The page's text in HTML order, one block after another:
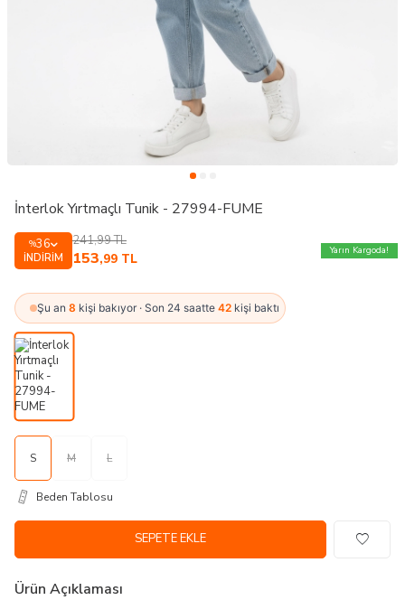
İnterlok Yırtmaçlı Tunik - 27994-FUME
%36
İNDIRIM
241,99TL
153,99 TL
Yarın Kargoda!
Şu an 8 kişi bakıyor · Son 24 saatte 42 kişi baktı
S M L
Beden Tablosu
SEPETE EKLE
Ürün Açıklaması